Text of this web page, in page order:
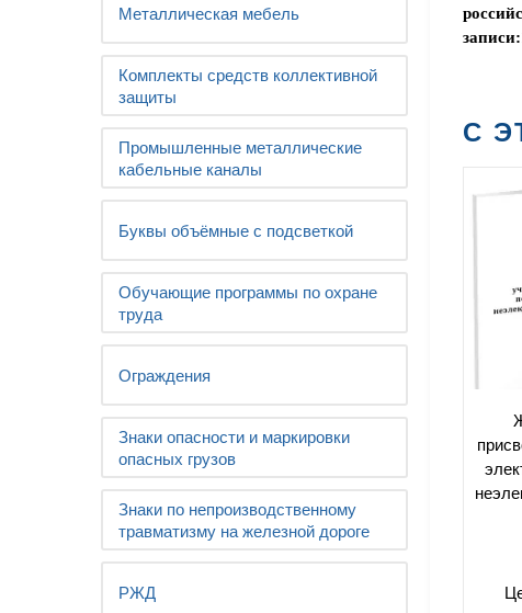
Металлическая мебель
Комплекты средств коллективной
защиты
Промышленные металлические
кабельные каналы
Буквы объёмные с подсветкой
Обучающие программы по охране
труда
Ограждения
Знаки опасности и маркировки
опасных грузов
Знаки по непроизводственному
травматизму на железной дороге
РЖД
С